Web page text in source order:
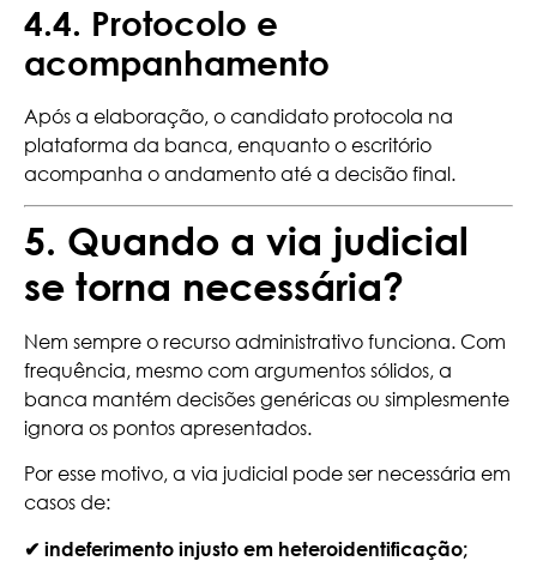
4.4. Protocolo e
acompanhamento
Após a elaboração, o candidato protocola na
plataforma da banca, enquanto o escritório
acompanha o andamento até a decisão final.
5. Quando a via judicial
se torna necessária?
Nem sempre o recurso administrativo funciona. Com
frequência, mesmo com argumentos sólidos, a
banca mantém decisões genéricas ou simplesmente
ignora os pontos apresentados.
Por esse motivo, a via judicial pode ser necessária em
casos de:
✔ indeferimento injusto em heteroidentificação;